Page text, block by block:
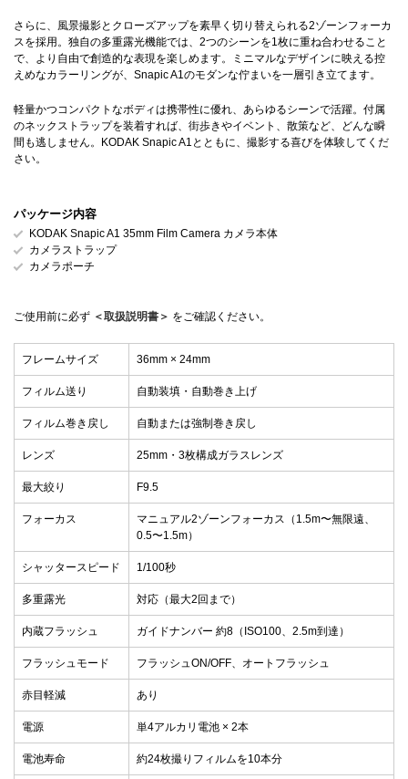
さらに、風景撮影とクローズアップを素早く切り替えられる2ゾーンフォーカ
スを採用。独自の多重露光機能では、2つのシーンを1枚に重ね合わせること
で、より自由で創造的な表現を楽しめます。ミニマルなデザインに映える控
えめなカラーリングが、Snapic A1のモダンな佇まいを一層引き立てます。
軽量かつコンパクトなボディは携帯性に優れ、あらゆるシーンで活躍。付属
のネックストラップを装着すれば、街歩きやイベント、散策など、どんな瞬
間も逃しません。KODAK Snapic A1とともに、撮影する喜びを体験してくだ
さい。
パッケージ内容
KODAK Snapic A1 35mm Film Camera カメラ本体
カメラストラップ
カメラポーチ
ご使用前に必ず ＜取扱説明書＞ をご確認ください。
フレームサイズ 36mm × 24mm
フィルム送り 自動装填・自動巻き上げ
フィルム巻き戻し 自動または強制巻き戻し
レンズ 25mm・3枚構成ガラスレンズ
最大絞り F9.5
フォーカス
マニュアル2ゾーンフォーカス（1.5m〜無限遠、
0.5〜1.5m）
シャッタースピード 1/100秒
多重露光 対応（最大2回まで）
内蔵フラッシュ ガイドナンバー 約8（ISO100、2.5m到達）
フラッシュモード フラッシュON/OFF、オートフラッシュ
赤目軽減 あり
電源 単4アルカリ電池 × 2本
電池寿命 約24枚撮りフィルムを10本分